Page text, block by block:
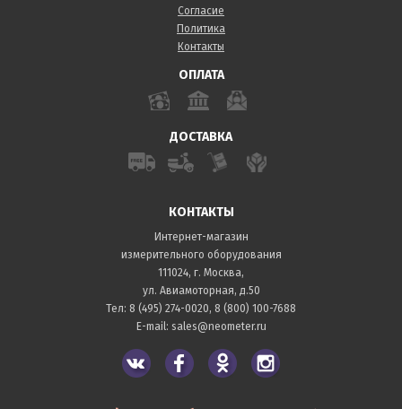
Согласие
Политика
Контакты
ОПЛАТА
ДОСТАВКА
КОНТАКТЫ
Интернет-магазин
измерительного оборудования
111024, г. Москва,
ул. Авиамоторная, д.50
Тел: 8 (495) 274-0020, 8 (800) 100-7688
E-mail: sales@neometer.ru